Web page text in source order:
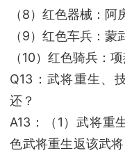
（8）红色器械：阿
（9）红色车兵：蒙
（10）红色骑兵：
Q13：武将重生、
还？
A13：（1）武将重
色武将重生返该武